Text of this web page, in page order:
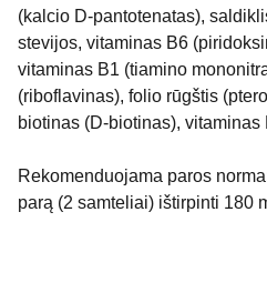
(kalcio D-pantotenatas),
stevijos, vitaminas B6
vitaminas B1 (tiamino
(riboflavinas), folio rūgštis
biotinas (D-biotinas),
Rekomenduojama paros
parą (2 samteliai) ištirpinti 180